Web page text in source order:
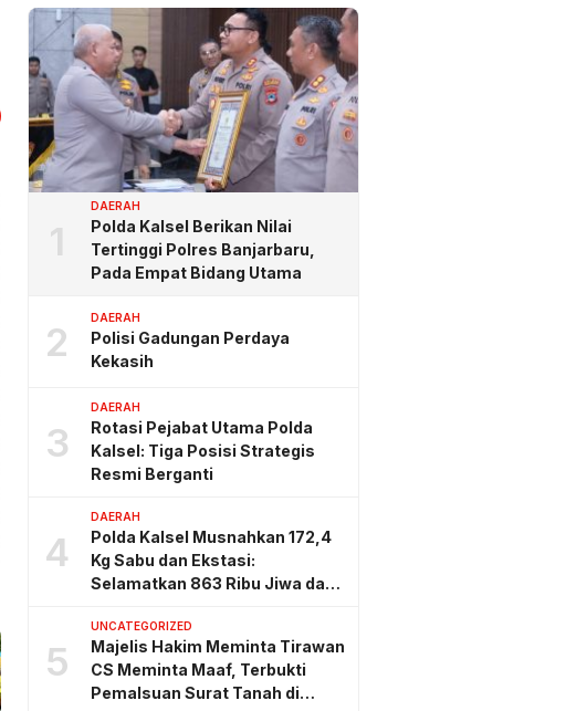
1
DAERAH
Polda Kalsel Berikan Nilai
Tertinggi Polres Banjarbaru,
Pada Empat Bidang Utama
2
DAERAH
Polisi Gadungan Perdaya
Kekasih
3
DAERAH
Rotasi Pejabat Utama Polda
Kalsel: Tiga Posisi Strategis
Resmi Berganti
4
DAERAH
Polda Kalsel Musnahkan 172,4
Kg Sabu dan Ekstasi:
Selamatkan 863 Ribu Jiwa dan
Triliun
5
UNCATEGORIZED
Majelis Hakim Meminta Tirawan
CS Meminta Maaf, Terbukti
Pemalsuan Surat Tanah di